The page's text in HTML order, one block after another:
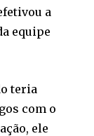
a
equipe
teria
com o
ele